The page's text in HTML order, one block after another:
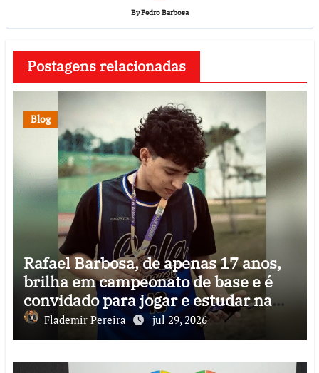
ByPedro Barbosa
Postagens relacionadas
Blog
Rafael Barbosa, de apenas 17 anos,
brilha em campeonato de base e é
convidado para jogar e estudar na
ItáliaFlademir Pereira jul 29, 2026